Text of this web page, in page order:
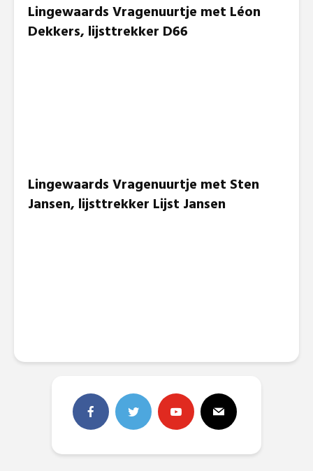
Lingewaards Vragenuurtje met Léon
Dekkers, lijsttrekker D66
Lingewaards Vragenuurtje met Sten
Jansen, lijsttrekker Lijst Jansen